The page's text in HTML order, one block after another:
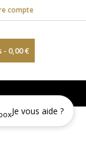
compte
0,00 €
Je vous aide ?